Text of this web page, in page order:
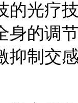
光疗技
身的调
抑制交